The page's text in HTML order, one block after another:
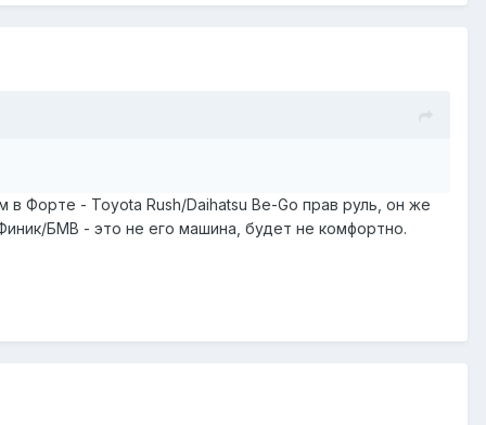
Форте - Toyota Rush/Daihatsu Be-Go прав руль, он же
БМВ - это не его машина, будет не комфортно.